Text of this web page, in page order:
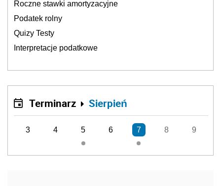
Roczne stawki amortyzacyjne
Podatek rolny
Quizy Testy
Interpretacje podatkowe
Terminarz Sierpień
3 4 5 6 7 8 9